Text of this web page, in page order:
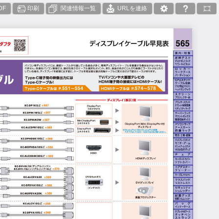
印刷 関連情報一覧 URLを連絡